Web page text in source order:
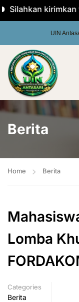
kirimkan
UIN
Berita
Home Berita
Lomba
Categories
Berita